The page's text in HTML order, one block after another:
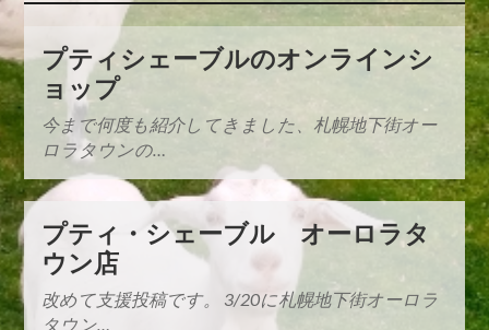
プティシェーブルのオンラインシ
ョップ
今まで何度も紹介してきました、札幌地下街オー
ロラタウンの…
プティ・シェーブル オーロラタ
ウン店
改めて支援投稿です。 3/20に札幌地下街オーロラ
タウン…